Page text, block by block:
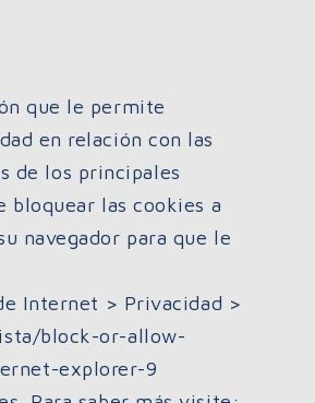
que le permite
en relación con las
de los principales
bloquear las cookies a
navegador para que le
Internet > Privacidad >
block-or-allow-
explorer-9